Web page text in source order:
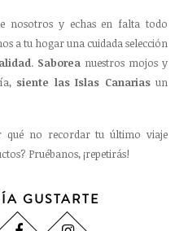
nosotros y echas en falta todo
a tu hogar una cuidada selección
. Saborea nuestros mojos y
siente las Islas Canariasun
qué no recordar tu último viaje
Pruébanos, ¡repetirás!
GUSTARTE